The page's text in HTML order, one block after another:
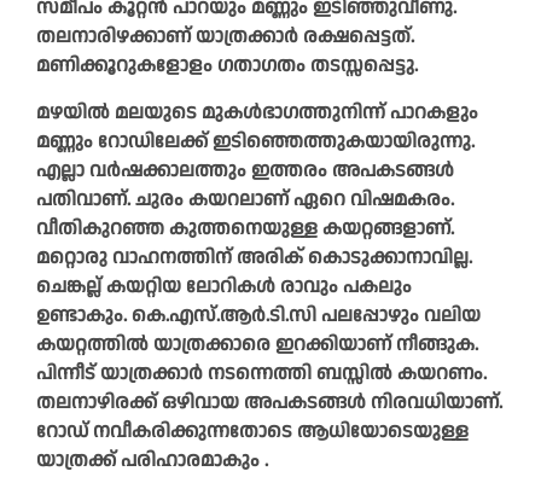
സമീപം കൂറ്റൻ പാറയും മണ്ണും ഇടിഞ്ഞുവീണു.
തലനാരിഴക്കാണ് യാത്രക്കാർ രക്ഷപ്പെട്ടത്.
മണിക്കൂറുകളോളം ഗതാഗതം തടസ്സപ്പെട്ടു.
മഴയിൽ മലയുടെ മുകൾഭാഗത്തുനിന്ന് പാറകളും
മണ്ണും റോഡിലേക്ക് ഇടിഞ്ഞെത്തുകയായിരുന്നു.
എല്ലാ വർഷക്കാലത്തും ഇത്തരം അപകടങ്ങൾ
പതിവാണ്. ചുരം കയറലാണ് ഏറെ വിഷമകരം.
വീതികുറഞ്ഞ കുത്തനെയുള്ള കയറ്റങ്ങളാണ്.
മറ്റൊരു വാഹനത്തിന് അരിക് കൊടുക്കാനാവില്ല.
ചെങ്കല്ല് കയറ്റിയ ലോറികൾ രാവും പകലും
ഉണ്ടാകും. കെ.എസ്.ആർ.ടി.സി പലപ്പോഴും വലിയ
കയറ്റത്തിൽ യാത്രക്കാരെ ഇറക്കിയാണ് നീങ്ങുക.
പിന്നീട് യാത്രക്കാർ നടന്നെത്തി ബസ്സിൽ കയറണം.
തലനാഴിരക്ക് ഒഴിവായ അപകടങ്ങൾ നിരവധിയാണ്.
റോഡ് നവീകരിക്കുന്നതോടെ ആധിയോടെയുള്ള
യാത്രക്ക് പരിഹാരമാകും .